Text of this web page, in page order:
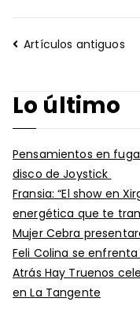
Navegación
Artículos antiguos
Lo último
Pensamientos en
disco de Joystick
Fransia: “El show en
energética que te
Mujer Cebra
Feli Colina se
Atrás Hay Truenos
en La Tangente